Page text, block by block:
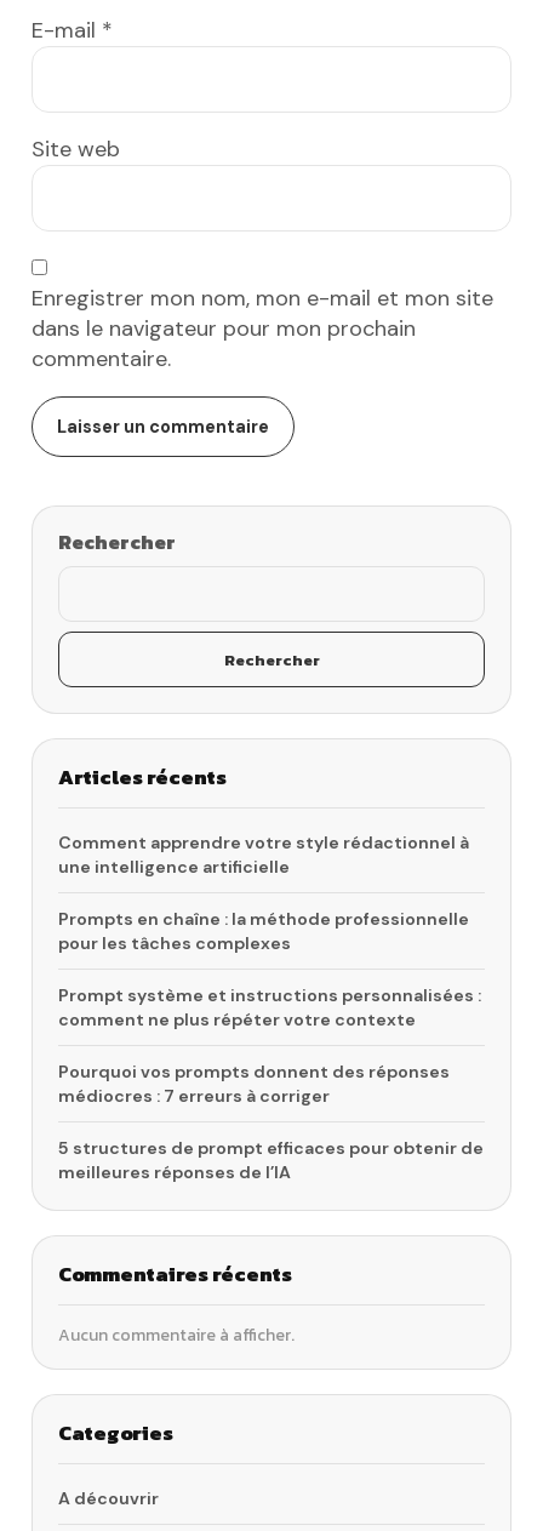
E-mail *
Site web
Enregistrer mon nom, mon e-mail et mon site
dans le navigateur pour mon prochain
commentaire.
Rechercher
Rechercher
Articles récents
Comment apprendre votre style rédactionnel à
une intelligence artificielle
Prompts en chaîne : la méthode professionnelle
pour les tâches complexes
Prompt système et instructions personnalisées :
comment ne plus répéter votre contexte
Pourquoi vos prompts donnent des réponses
médiocres : 7 erreurs à corriger
5 structures de prompt efficaces pour obtenir de
meilleures réponses de l’IA
Commentaires récents
Aucun commentaire à afficher.
Categories
A découvrir